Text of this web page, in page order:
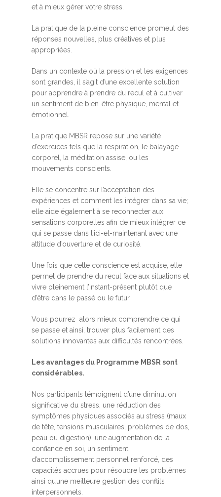
et à mieux gérer votre stress.
La pratique de la pleine conscience promeut des
réponses nouvelles, plus créatives et plus
appropriées.
Dans un contexte où la pression et les exigences
sont grandes, il s’agit d’une excellente solution
pour apprendre à prendre du recul et à cultiver
un sentiment de bien-être physique, mental et
émotionnel.
La pratique MBSR repose sur une variété
d’exercices tels que la respiration, le balayage
corporel, la méditation assise, ou les
mouvements conscients.
Elle se concentre sur l’acceptation des
expériences et comment les intégrer dans sa vie;
elle aide également à se reconnecter aux
sensations corporelles afin de mieux intégrer ce
qui se passe dans l’ici-et-maintenant avec une
attitude d’ouverture et de curiosité.
Une fois que cette conscience est acquise, elle
permet de prendre du recul face aux situations et
vivre pleinement l’instant-présent plutôt que
d’être dans le passé ou le futur.
Vous pourrez alors mieux comprendre ce qui
se passe et ainsi, trouver plus facilement des
solutions innovantes aux difficultés rencontrées.
Les avantages du Programme MBSR sont
considérables.
Nos participants témoignent d’une diminution
significative du stress, une réduction des
symptômes physiques associés au stress (maux
de tête, tensions musculaires, problèmes de dos,
peau ou digestion), une augmentation de la
confiance en soi, un sentiment
d’accomplissement personnel renforcé, des
capacités accrues pour résoudre les problèmes
ainsi qu’une meilleure gestion des conflits
interpersonnels.